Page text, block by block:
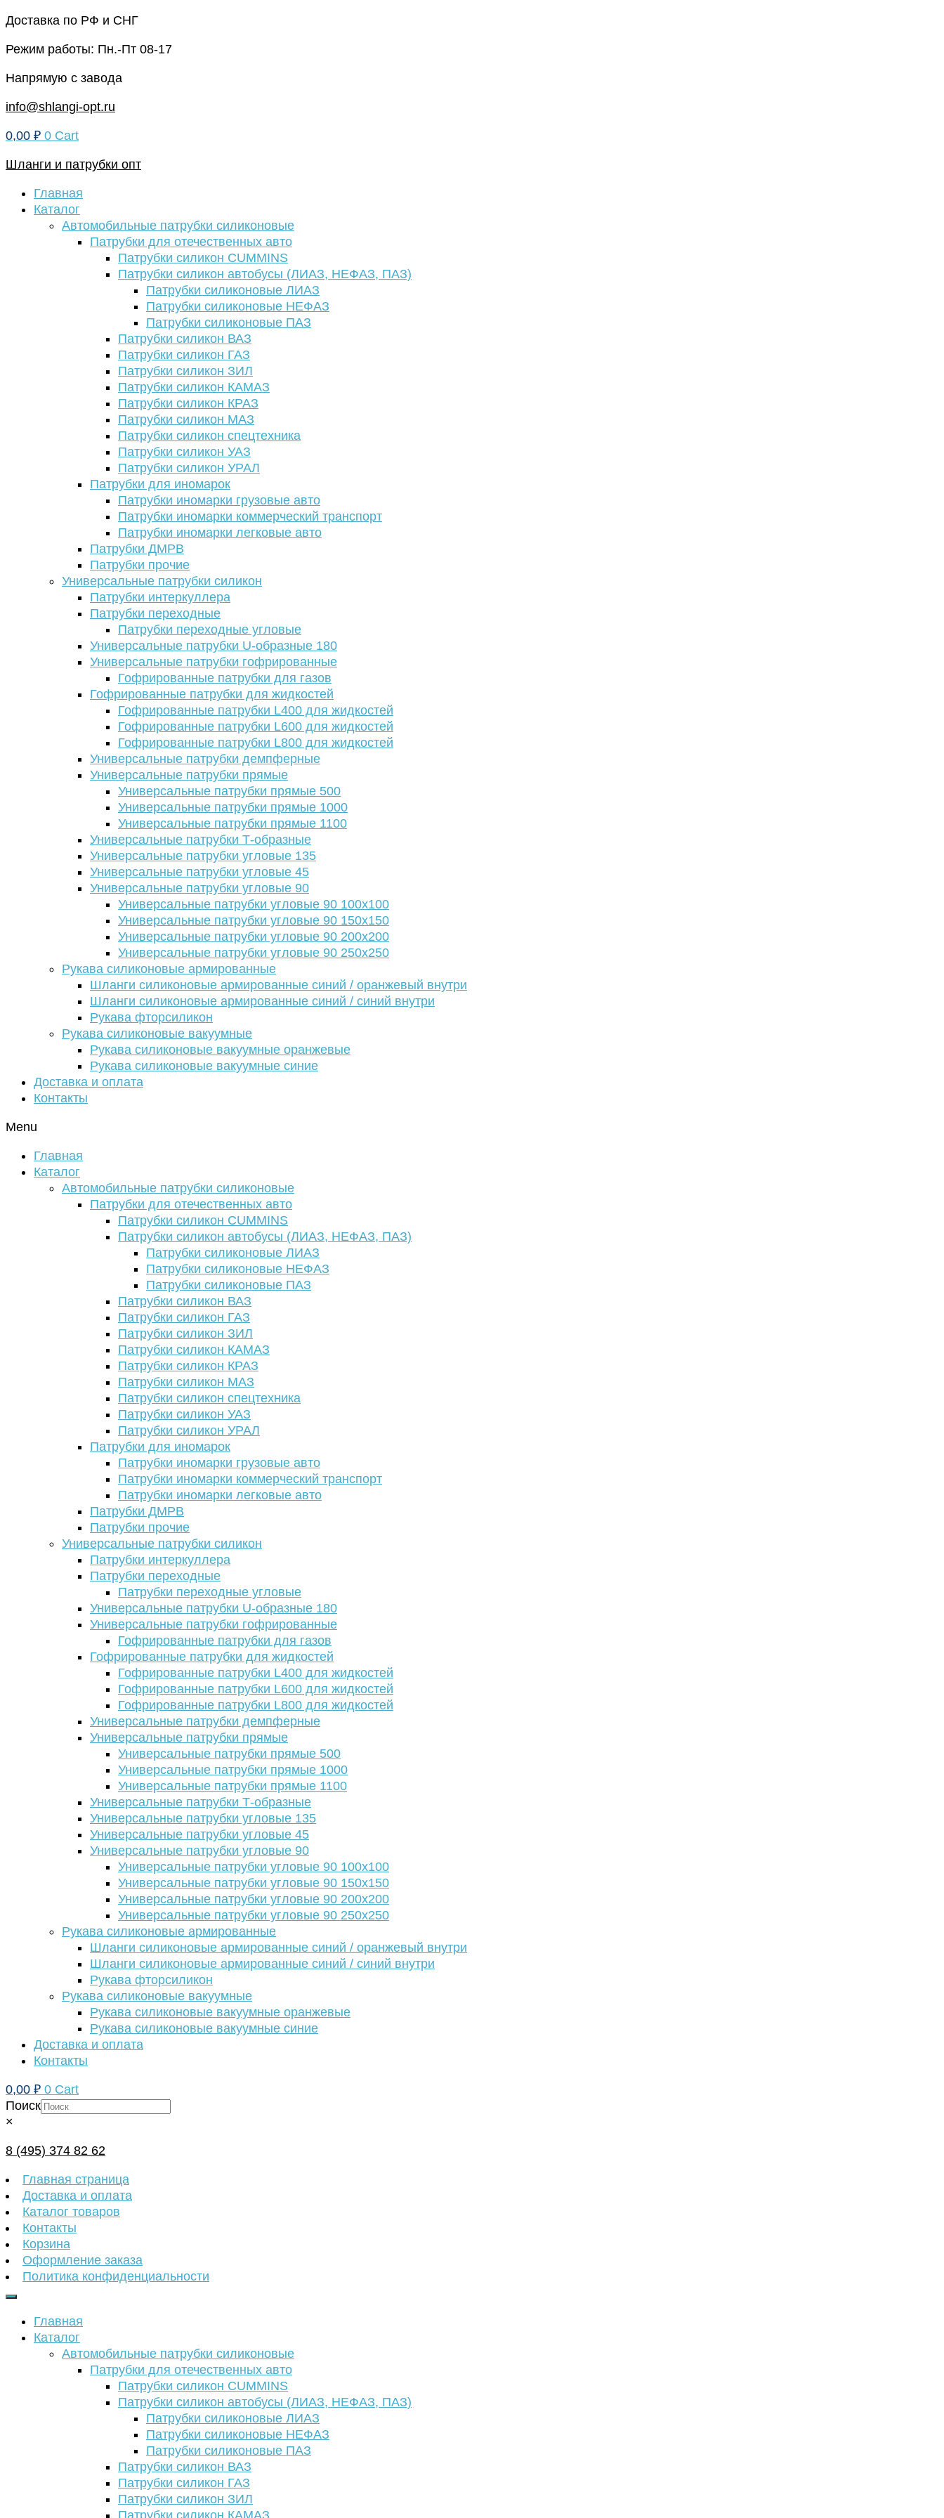
Перейти
содержимому
Доставка по РФ и СНГ
Режим работы: Пн.-Пт 08-17
Напрямую с завода
info@shlangi-opt.ru
0,00 ₽ 0 Cart
Шланги и патрубки опт
Главная
Каталог
Автомобильные патрубки силиконовые
Патрубки для отечественных авто
Патрубки силикон CUMMINS
Патрубки силикон автобусы (ЛИАЗ, НЕФАЗ, ПАЗ)
Патрубки силиконовые ЛИАЗ
Патрубки силиконовые НЕФАЗ
Патрубки силиконовые ПАЗ
Патрубки силикон ВАЗ
Патрубки силикон ГАЗ
Патрубки силикон ЗИЛ
Патрубки силикон КАМАЗ
Патрубки силикон КРАЗ
Патрубки силикон МАЗ
Патрубки силикон спецтехника
Патрубки силикон УАЗ
Патрубки силикон УРАЛ
Патрубки для иномарок
Патрубки иномарки грузовые авто
Патрубки иномарки коммерческий транспорт
Патрубки иномарки легковые авто
Патрубки ДМРВ
Патрубки прочие
Универсальные патрубки силикон
Патрубки интеркуллера
Патрубки переходные
Патрубки переходные угловые
Универсальные патрубки U-образные 180
Универсальные патрубки гофрированные
Гофрированные патрубки для газов
Гофрированные патрубки для жидкостей
Гофрированные патрубки L400 для жидкостей
Гофрированные патрубки L600 для жидкостей
Гофрированные патрубки L800 для жидкостей
Универсальные патрубки демпферные
Универсальные патрубки прямые
Универсальные патрубки прямые 500
Универсальные патрубки прямые 1000
Универсальные патрубки прямые 1100
Универсальные патрубки Т-образные
Универсальные патрубки угловые 135
Универсальные патрубки угловые 45
Универсальные патрубки угловые 90
Универсальные патрубки угловые 90 100х100
Универсальные патрубки угловые 90 150х150
Универсальные патрубки угловые 90 200х200
Универсальные патрубки угловые 90 250х250
Рукава силиконовые армированные
Шланги силиконовые армированные синий / оранжевый внутри
Шланги силиконовые армированные синий / синий внутри
Рукава фторсиликон
Рукава силиконовые вакуумные
Рукава силиконовые вакуумные оранжевые
Рукава силиконовые вакуумные синие
Доставка и оплата
Контакты
Menu
Главная
Каталог
Автомобильные патрубки силиконовые
Патрубки для отечественных авто
Патрубки силикон CUMMINS
Патрубки силикон автобусы (ЛИАЗ, НЕФАЗ, ПАЗ)
Патрубки силиконовые ЛИАЗ
Патрубки силиконовые НЕФАЗ
Патрубки силиконовые ПАЗ
Патрубки силикон ВАЗ
Патрубки силикон ГАЗ
Патрубки силикон ЗИЛ
Патрубки силикон КАМАЗ
Патрубки силикон КРАЗ
Патрубки силикон МАЗ
Патрубки силикон спецтехника
Патрубки силикон УАЗ
Патрубки силикон УРАЛ
Патрубки для иномарок
Патрубки иномарки грузовые авто
Патрубки иномарки коммерческий транспорт
Патрубки иномарки легковые авто
Патрубки ДМРВ
Патрубки прочие
Универсальные патрубки силикон
Патрубки интеркуллера
Патрубки переходные
Патрубки переходные угловые
Универсальные патрубки U-образные 180
Универсальные патрубки гофрированные
Гофрированные патрубки для газов
Гофрированные патрубки для жидкостей
Гофрированные патрубки L400 для жидкостей
Гофрированные патрубки L600 для жидкостей
Гофрированные патрубки L800 для жидкостей
Универсальные патрубки демпферные
Универсальные патрубки прямые
Универсальные патрубки прямые 500
Универсальные патрубки прямые 1000
Универсальные патрубки прямые 1100
Универсальные патрубки Т-образные
Универсальные патрубки угловые 135
Универсальные патрубки угловые 45
Универсальные патрубки угловые 90
Универсальные патрубки угловые 90 100х100
Универсальные патрубки угловые 90 150х150
Универсальные патрубки угловые 90 200х200
Универсальные патрубки угловые 90 250х250
Рукава силиконовые армированные
Шланги силиконовые армированные синий / оранжевый внутри
Шланги силиконовые армированные синий / синий внутри
Рукава фторсиликон
Рукава силиконовые вакуумные
Рукава силиконовые вакуумные оранжевые
Рукава силиконовые вакуумные синие
Доставка и оплата
Контакты
0,00 ₽ 0 Cart
Поиск
×
8 (495) 374 82 62
Главная страница
Доставка и оплата
Каталог товаров
Контакты
Корзина
Оформление заказа
Политика конфиденциальности
Главная
Каталог
Автомобильные патрубки силиконовые
Патрубки для отечественных авто
Патрубки силикон CUMMINS
Патрубки силикон автобусы (ЛИАЗ, НЕФАЗ, ПАЗ)
Патрубки силиконовые ЛИАЗ
Патрубки силиконовые НЕФАЗ
Патрубки силиконовые ПАЗ
Патрубки силикон ВАЗ
Патрубки силикон ГАЗ
Патрубки силикон ЗИЛ
Патрубки силикон КАМАЗ